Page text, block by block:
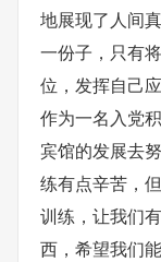
地展现了人间
一份子，只有
位，发挥自己
作为一名入党
宾馆的发展去
练有点辛苦，
训练，让我们
西，希望我们